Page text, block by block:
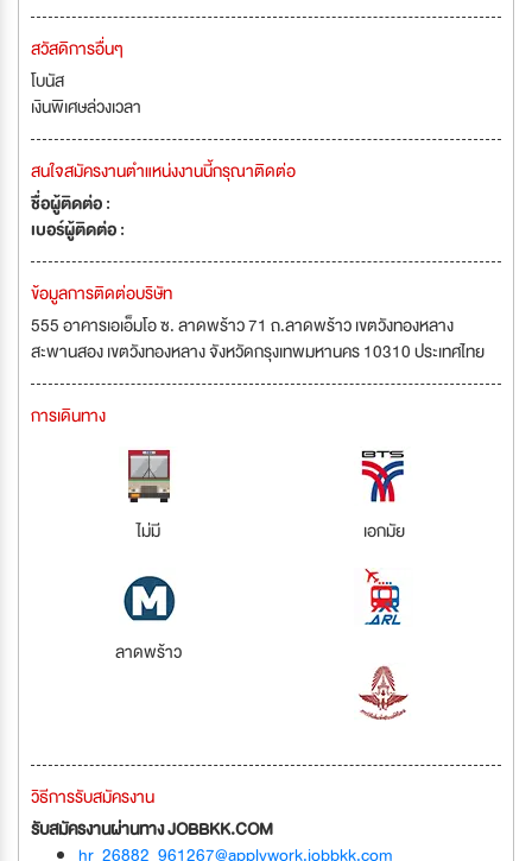
สวัสดิการอื่นๆ
โบนัส
เงินพิเศษล่วงเวลา
สนใจสมัครงานตำแหน่งงานนี้กรุณาติดต่อ
ชื่อผู้ติดต่อ :
เบอร์ผู้ติดต่อ :
ข้อมูลการติดต่อบริษัท
555 อาคารเอเอ็มโอ ซ. ลาดพร้าว 71 ถ.ลาดพร้าว เขตวังทองหลาง
สะพานสอง เขตวังทองหลาง จังหวัดกรุงเทพมหานคร 10310 ประเทศไทย
การเดินทาง
ไม่มี เอกมัย
ลาดพร้าว
วิธีการรับสมัครงาน
รับสมัครงานผ่านทาง JOBBKK.COM
hr_26882_961267@applywork.jobbkk.com